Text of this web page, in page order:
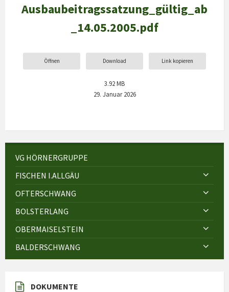
Ausbaubeitragssatzung_gültig_ab
_14.05.2005.pdf
Öffnen Download Link kopieren
3.92 MB
29. Januar 2026
VG HÖRNERGRUPPE
FISCHEN I.ALLGÄU
OFTERSCHWANG
BOLSTERLANG
OBERMAISELSTEIN
BALDERSCHWANG
DOKUMENTE